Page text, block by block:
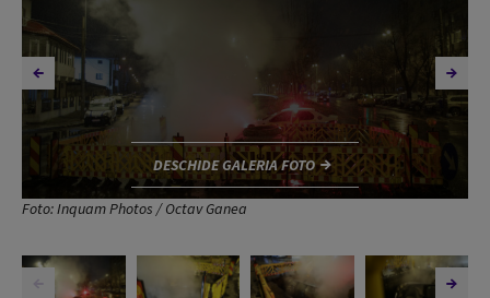
Foto: Inquam Photos / Octav Ganea
DESCHIDE GALERIA FOTO